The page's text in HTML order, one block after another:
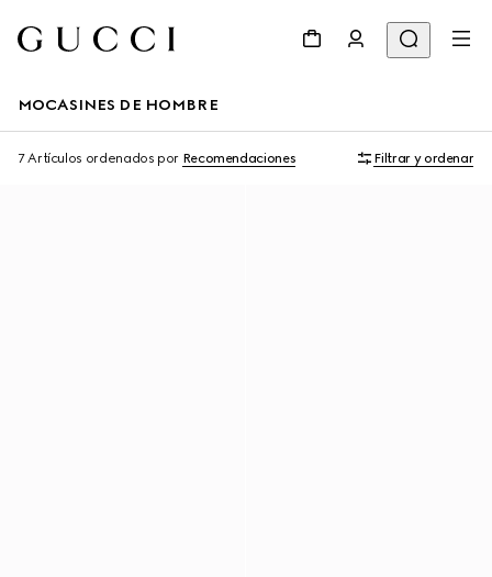
MOCASINES DE HOMBRE
7 Artículos ordenados por Recomendaciones Filtrar y ordenar